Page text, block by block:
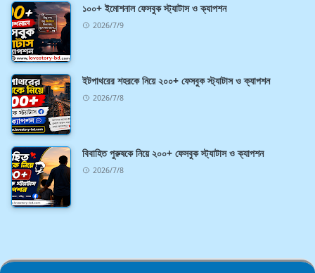
১০০+ ইমোশনাল ফেসবুক স্ট্যাটাস ও ক্যাপশন
2026/7/9
ইটপাথরের শহরকে নিয়ে ২০০+ ফেসবুক স্ট্যাটাস ও ক্যাপশন
2026/7/8
বিবাহিত পুরুষকে নিয়ে ২০০+ ফেসবুক স্ট্যাটাস ও ক্যাপশন
2026/7/8